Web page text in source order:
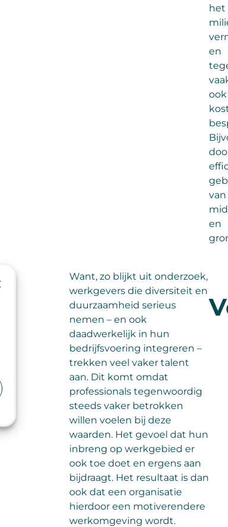
het
en
ook
van
en
Want, zo blijkt uit onderzoek,
werkgevers die diversiteit en
duurzaamheid serieus
nemen – en ook
daadwerkelijk in hun
bedrijfsvoering integreren –
trekken veel vaker talent
aan. Dit komt omdat
professionals tegenwoordig
steeds vaker betrokken
willen voelen bij deze
waarden. Het gevoel dat hun
inbreng op werkgebied er
ook toe doet en ergens aan
bijdraagt. Het resultaat is dan
ook dat een organisatie
hierdoor een motiverendere
werkomgeving wordt.